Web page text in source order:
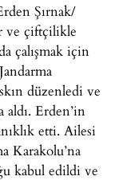
Şırnak/
ve çiftçilikle
çalışmak için
düzenledi ve
aldı. Erden’in
etti. Ailesi
Karakolu’na
kabul edildi ve